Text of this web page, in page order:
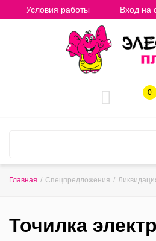
Условия работы Вход на
0
Главная / Спецпредложения /
Точилка